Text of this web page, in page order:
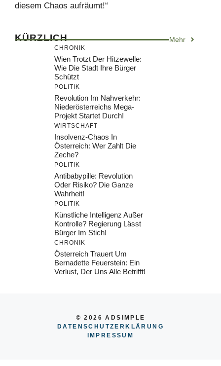
diesem Chaos aufräumt!“
KÜRZLICH Mehr
CHRONIK
Wien Trotzt Der Hitzewelle:
Wie Die Stadt Ihre Bürger
Schützt
POLITIK
Revolution Im Nahverkehr:
Niederösterreichs Mega-
Projekt Startet Durch!
WIRTSCHAFT
Insolvenz-Chaos In
Österreich: Wer Zahlt Die
Zeche?
POLITIK
Antibabypille: Revolution
Oder Risiko? Die Ganze
Wahrheit!
POLITIK
Künstliche Intelligenz Außer
Kontrolle? Regierung Lässt
Bürger Im Stich!
CHRONIK
Österreich Trauert Um
Bernadette Feuerstein: Ein
Verlust, Der Uns Alle Betrifft!
© 2026 ADSIMPLE
DATENSCHUTZERKLÄRUNG
IMPRESSU M